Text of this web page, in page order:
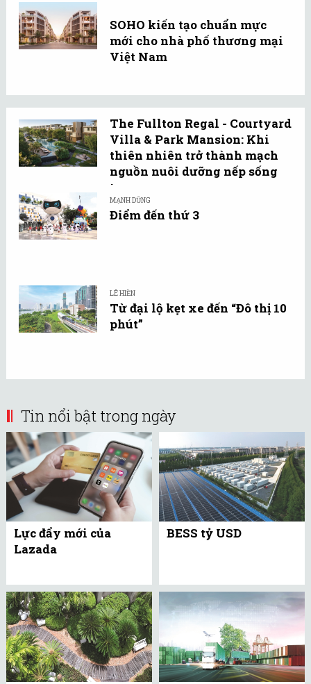
SOHO kiến tạo chuẩn mực
mới cho nhà phố thương mại
Việt Nam
The Fullton Regal - Courtyard
Villa & Park Mansion: Khi
thiên nhiên trở thành mạch
nguồn nuôi dưỡng nếp sống
tự ...
MẠNH DŨNG
Điểm đến thứ 3
LÊ HIỀN
Từ đại lộ kẹt xe đến “Đô thị 10
phút”
Tin nổi bật trong ngày
Lực đẩy mới của
Lazada
BESS tỷ USD